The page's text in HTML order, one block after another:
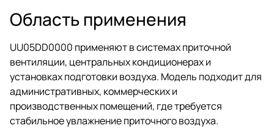
Область применения
UU05DD0000 применяют в системах приточной
вентиляции, центральных кондиционерах и
установках подготовки воздуха. Модель подходит для
административных, коммерческих и
производственных помещений, где требуется
стабильное увлажнение приточного воздуха.